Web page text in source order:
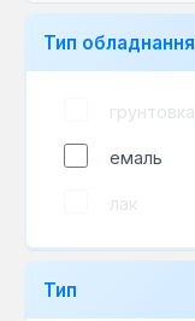
Тип обладнання
грунтовка
емаль
лак
Тип